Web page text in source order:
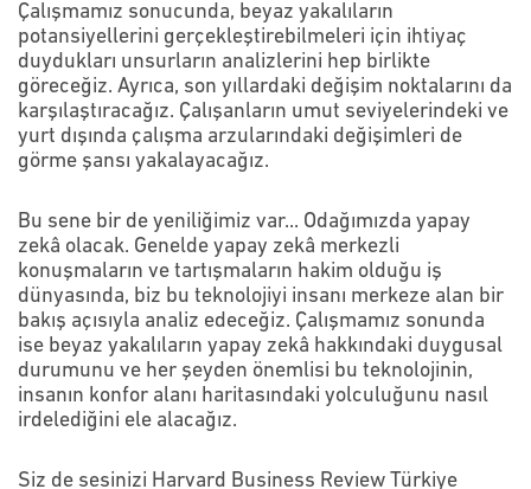
Çalışmamız sonucunda, beyaz yakalıların
potansiyellerini gerçekleştirebilmeleri için ihtiyaç
duydukları unsurların analizlerini hep birlikte
göreceğiz. Ayrıca, son yıllardaki değişim noktalarını da
karşılaştıracağız. Çalışanların umut seviyelerindeki ve
yurt dışında çalışma arzularındaki değişimleri de
görme şansı yakalayacağız.
Bu sene bir de yeniliğimiz var... Odağımızda yapay
zekâ olacak. Genelde yapay zekâ merkezli
konuşmaların ve tartışmaların hakim olduğu iş
dünyasında, biz bu teknolojiyi insanı merkeze alan bir
bakış açısıyla analiz edeceğiz. Çalışmamız sonunda
ise beyaz yakalıların yapay zekâ hakkındaki duygusal
durumunu ve her şeyden önemlisi bu teknolojinin,
insanın konfor alanı haritasındaki yolculuğunu nasıl
irdelediğini ele alacağız.
Siz de sesinizi Harvard Business Review Türkiye